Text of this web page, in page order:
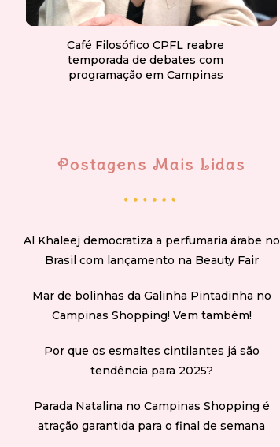
Café Filosófico CPFL reabre
temporada de debates com
programação em Campinas
Postagens Mais Lidas
Al Khaleej democratiza a perfumaria árabe no
Brasil com lançamento na Beauty Fair
Mar de bolinhas da Galinha Pintadinha no
Campinas Shopping! Vem também!
Por que os esmaltes cintilantes já são
tendência para 2025?
Parada Natalina no Campinas Shopping é
atração garantida para o final de semana